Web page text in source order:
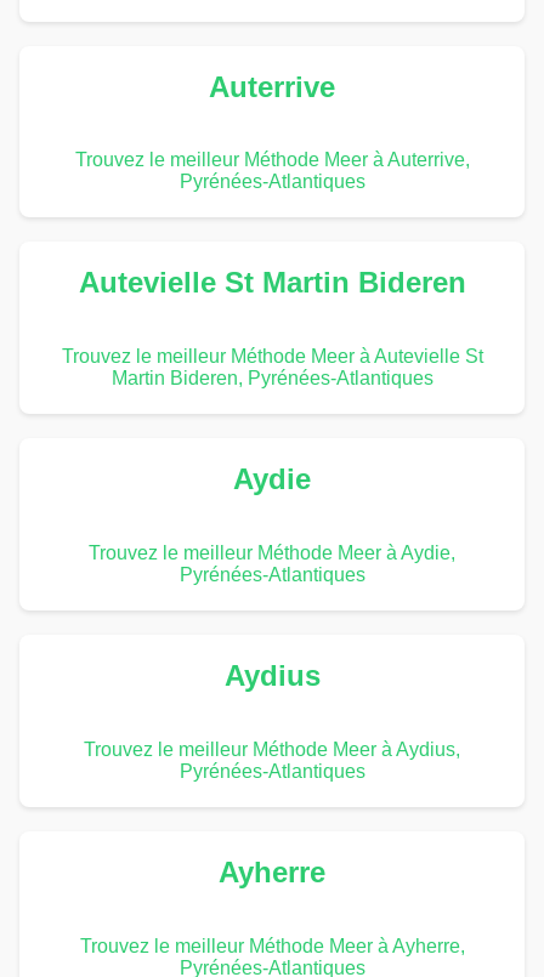
Auterrive
Trouvez le meilleur Méthode Meer à Auterrive,
Pyrénées-Atlantiques
Autevielle St Martin Bideren
Trouvez le meilleur Méthode Meer à Autevielle St
Martin Bideren, Pyrénées-Atlantiques
Aydie
Trouvez le meilleur Méthode Meer à Aydie,
Pyrénées-Atlantiques
Aydius
Trouvez le meilleur Méthode Meer à Aydius,
Pyrénées-Atlantiques
Ayherre
Trouvez le meilleur Méthode Meer à Ayherre,
Pyrénées-Atlantiques